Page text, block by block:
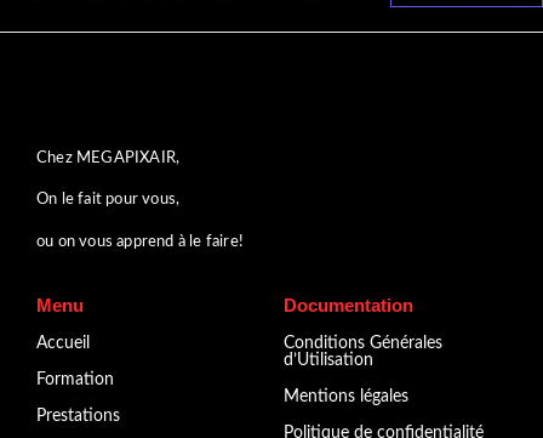
Chez MEGAPIXAIR,
On le fait pour vous,
ou on vous apprend à le faire!
Menu
Accueil
Formation
Prestations
Documentation
Conditions Générales
d’Utilisation
Mentions légales
Politique de confidentialité